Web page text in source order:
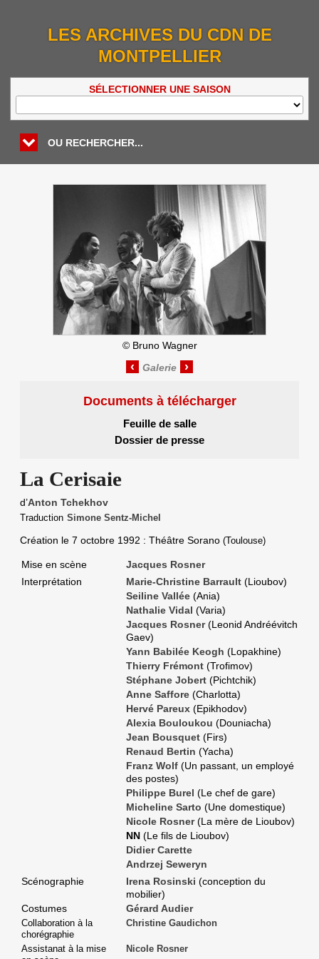
LES ARCHIVES DU CDN DE
MONTPELLIER
SÉLECTIONNER UNE SAISON
OU RECHERCHER...
© Bruno Wagner
‹ ›
Documents à télécharger
Feuille de salle
Dossier de presse
La Cerisaie
d’Anton Tchekhov
Traduction Simone Sentz-Michel
Création le 7 octobre 1992 : Théâtre Sorano (Toulouse)
Mise en scène
Jacques Rosner
Interprétation
Marie-Christine Barrault (Lioubov)
Seiline Vallée (Ania)
Nathalie Vidal (Varia)
Jacques Rosner (Leonid Andréévitch
Gaev)
Yann Babilée Keogh (Lopakhine)
Thierry Frémont (Trofimov)
Stéphane Jobert (Pichtchik)
Anne Saffore (Charlotta)
Hervé Pareux (Epikhodov)
Alexia Bouloukou (Douniacha)
Jean Bousquet (Firs)
Renaud Bertin (Yacha)
Franz Wolf (Un passant, un employé
des postes)
Philippe Burel (Le chef de gare)
Micheline Sarto (Une domestique)
Nicole Rosner (La mère de Lioubov)
NN (Le fils de Lioubov)
Didier Carette
Andrzej Seweryn
Scénographie
Irena Rosinski (conception du
mobilier)
Costumes
Gérard Audier
Collaboration à la
chorégraphie
Christine Gaudichon
Assistanat à la mise
Nicole Rosner